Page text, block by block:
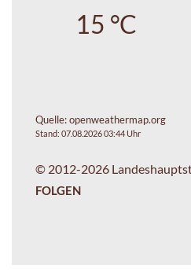
15 °C
Quelle:openweathermap.org
Stand: 07.08.2026 03:44 Uhr
© 2012-2026
FOLGEN